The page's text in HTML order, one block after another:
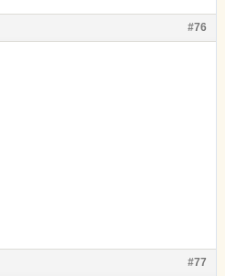
#76
#77